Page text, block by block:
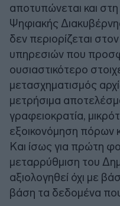
αποτυπώνεται και
Ψηφιακής
δεν περιορίζεται
υπηρεσιών που
ουσιαστικότερο
μετασχηματισμός
μετρήσιμα
γραφειοκρατία,
εξοικονόμηση πόρων
Και ίσως για πρώτη
μεταρρύθμιση του
αξιολογηθεί όχι με
βάση τα δεδομένα